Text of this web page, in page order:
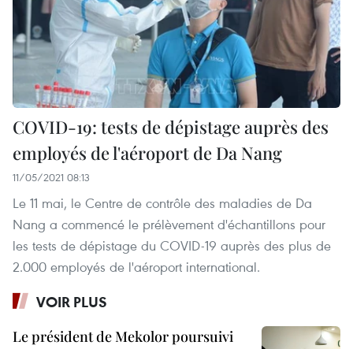
COVID-19: tests de dépistage auprès des
employés de l'aéroport de Da Nang
11/05/2021 08:13
Le 11 mai, le Centre de contrôle des maladies de Da
Nang a commencé le prélèvement d'échantillons pour
les tests de dépistage du COVID-19 auprès des plus de
2.000 employés de l'aéroport international.
VOIR PLUS
Le président de Mekolor poursuivi